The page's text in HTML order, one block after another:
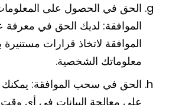
الحق في الحصول على
الموافقة: لديك الحق في
الموافقة لاتخاذ قرارات
معلوماتك الشخصية.
الحق في سحب الموافقة:
على معالجة البيانات في أي